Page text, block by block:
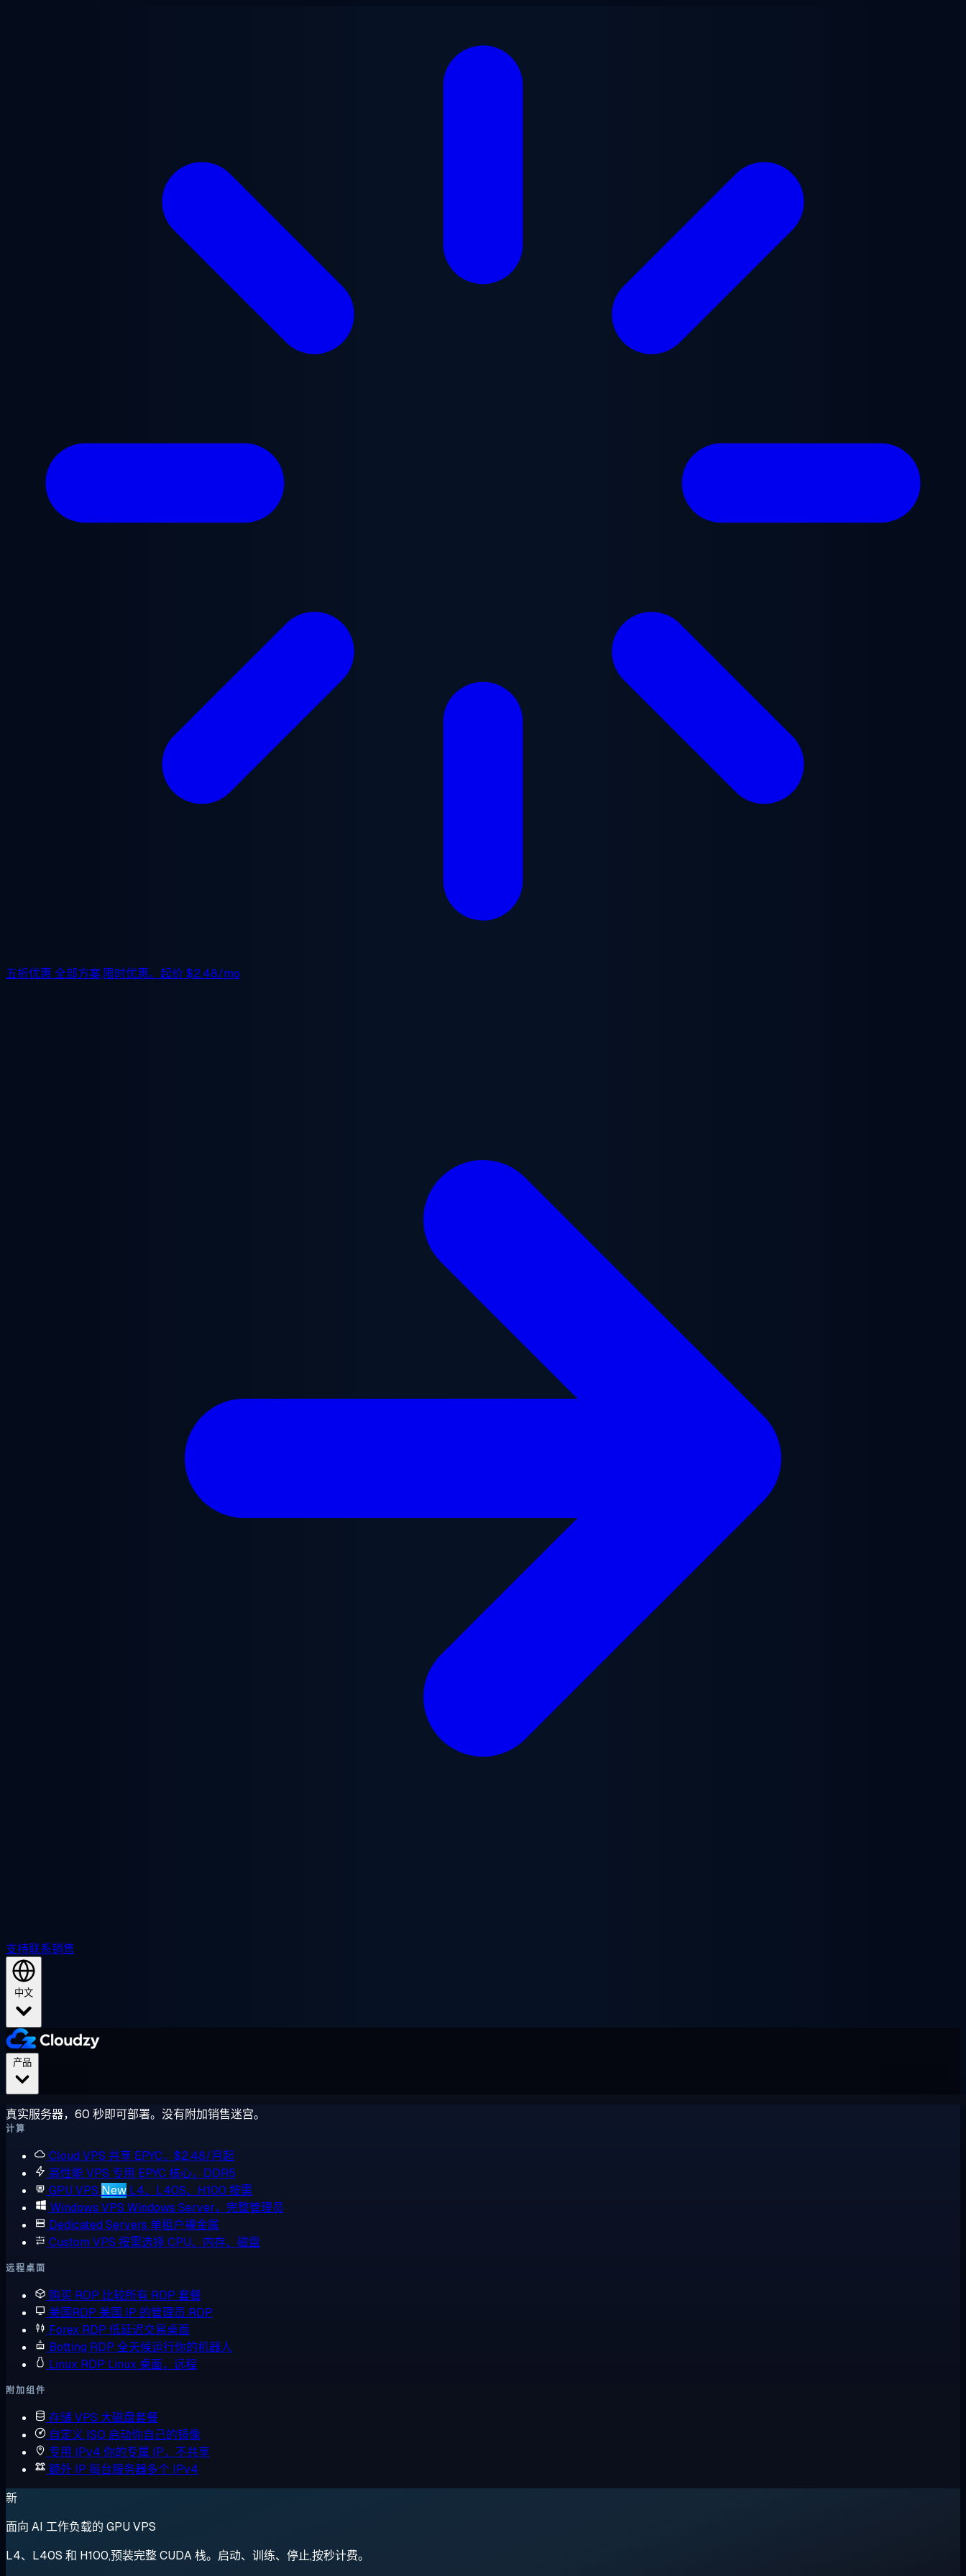
五折优惠 全部方案,限时优惠。起价$2.48/mo
支持联系销售
中文
真实服务器，60 秒即可部署。没有附加销售迷宫。
计算
Cloud VPS 共享 EPYC，$2.48/月起
高性能 VPS 专用 EPYC 核心，DDR5
GPU VPS New L4、L40S、H100 按需
Windows VPS Windows Server，完整管理员
Dedicated Servers 单租户裸金属
Custom VPS 按需选择 CPU、内存、磁盘
远程桌面
购买 RDP 比较所有 RDP 套餐
美国RDP 美国 IP 的管理员 RDP
Forex RDP 低延迟交易桌面
Botting RDP 全天候运行你的机器人
Linux RDP Linux 桌面，远程
附加组件
存储 VPS 大磁盘套餐
自定义 ISO 启动你自己的镜像
专用 IPv4 你的专属 IP，不共享
额外 IP 每台服务器多个 IPv4
新
面向 AI 工作负载的 GPU VPS
L4、L40S 和 H100,预装完整 CUDA 栈。启动、训练、停止,按秒计费。